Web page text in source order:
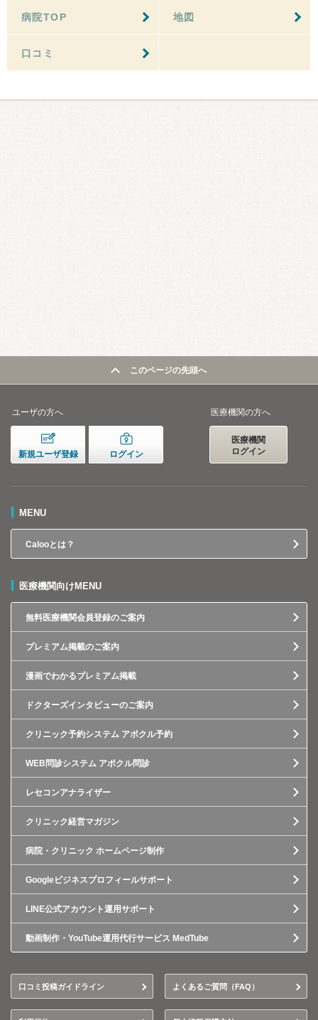
病院TOP 地図
口コミ
このページの先頭へ
ユーザの方へ
新規ユーザ登録 ログイン
医療機関の方へ
医療機関
ログイン
MENU
Calooとは？
医療機関向けMENU
無料医療機関会員登録のご案内
プレミアム掲載のご案内
漫画でわかるプレミアム掲載
ドクターズインタビューのご案内
クリニック予約システム アポクル予約
WEB問診システム アポクル問診
レセコンアナライザー
クリニック経営マガジン
病院・クリニック ホームページ制作
Googleビジネスプロフィールサポート
LINE公式アカウント運用サポート
動画制作・YouTube運用代行サービス MedTube
口コミ投稿ガイドライン よくあるご質問（FAQ）